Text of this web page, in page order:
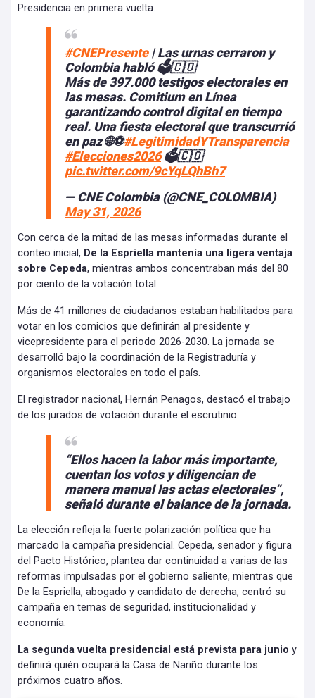
Presidencia en primera vuelta.
#CNEPresente| Las urnas cerraron y
Colombia habló 🗳️🇨🇴
Más de 397.000 testigos electorales en
las mesas. Comitium en Línea
garantizando control digital en tiempo
real. Una fiesta electoral que transcurrió
en paz 🌐⚽#LegitimidadYTransparencia
#Elecciones2026🗳️🇨🇴
pic.twitter.com/9cYqLQhBh7
— CNE Colombia (@CNE_COLOMBIA)
May 31, 2026
Con cerca de la mitad de las mesas informadas durante el
conteo inicial, De la Espriella mantenía una ligera ventaja
sobre Cepeda, mientras ambos concentraban más del 80
por ciento de la votación total.
Más de 41 millones de ciudadanos estaban habilitados para
votar en los comicios que definirán al presidente y
vicepresidente para el periodo 2026-2030. La jornada se
desarrolló bajo la coordinación de la Registraduría y
organismos electorales en todo el país.
El registrador nacional, Hernán Penagos, destacó el trabajo
de los jurados de votación durante el escrutinio.
“Ellos hacen la labor más importante,
cuentan los votos y diligencian de
manera manual las actas electorales”,
señaló durante el balance de la jornada.
La elección refleja la fuerte polarización política que ha
marcado la campaña presidencial. Cepeda, senador y figura
del Pacto Histórico, plantea dar continuidad a varias de las
reformas impulsadas por el gobierno saliente, mientras que
De la Espriella, abogado y candidato de derecha, centró su
campaña en temas de seguridad, institucionalidad y
economía.
La segunda vuelta presidencial está prevista para junio y
definirá quién ocupará la Casa de Nariño durante los
próximos cuatro años.